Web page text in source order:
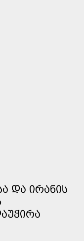
ᲓᲐ ᲘᲠᲐᲜᲘᲡ